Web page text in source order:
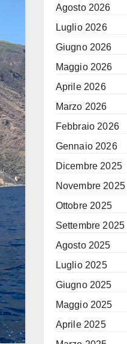
Agosto 2026
Luglio 2026
Giugno 2026
Maggio 2026
Aprile 2026
Marzo 2026
Febbraio 2026
Gennaio 2026
Dicembre 2025
Novembre 2025
Ottobre 2025
Settembre 2025
Agosto 2025
Luglio 2025
Giugno 2025
Maggio 2025
Aprile 2025